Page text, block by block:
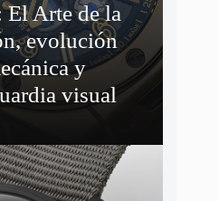
El Arte de la
evolución
y
visual